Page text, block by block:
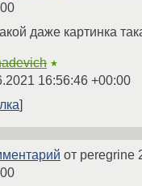
даже картинка
★
16:56:46 +00:00
от peregrine